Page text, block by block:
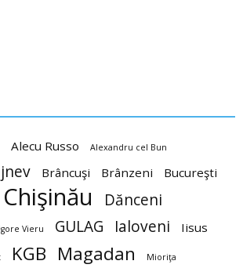
Alecu Russo Alexandru cel Bun
Brâncuşi Brânzeni
Bucureşti
Chişinău
Dănceni
Vieru GULAG Ialoveni
Iisus
KGB Magadan Mioriţa